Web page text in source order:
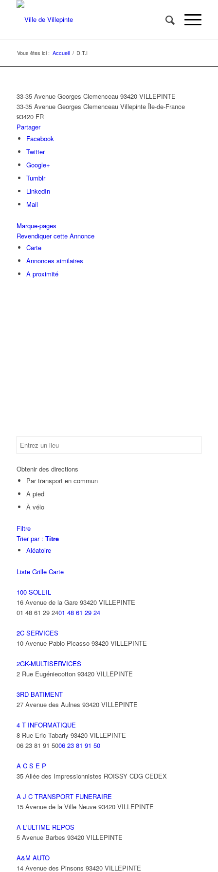
Vous êtes ici : Accueil / D.T.I
33-35 Avenue Georges Clemenceau 93420 VILLEPINTE
33-35 Avenue Georges Clemenceau Villepinte Île-de-France
93420 FR
Partager
Facebook
Twitter
Google+
Tumblr
LinkedIn
Mail
Marque-pages
Revendiquer cette Annonce
Carte
Annonces similaires
A proximité
Obtenir des directions
Par transport en commun
A pied
À vélo
Filtre
Trier par : Titre
Aléatoire
Liste Grille Carte
100 SOLEIL
16 Avenue de la Gare 93420 VILLEPINTE
01 48 61 29 2401 48 61 29 24
2C SERVICES
10 Avenue Pablo Picasso 93420 VILLEPINTE
2GK-MULTISERVICES
2 Rue Eugéniecotton 93420 VILLEPINTE
3RD BATIMENT
27 Avenue des Aulnes 93420 VILLEPINTE
4 T INFORMATIQUE
8 Rue Eric Tabarly 93420 VILLEPINTE
06 23 81 91 5006 23 81 91 50
A C S E P
35 Allée des Impressionnistes ROISSY CDG CEDEX
A J C TRANSPORT FUNERAIRE
15 Avenue de la Ville Neuve 93420 VILLEPINTE
A L'ULTIME REPOS
5 Avenue Barbes 93420 VILLEPINTE
A&M AUTO
14 Avenue des Pinsons 93420 VILLEPINTE